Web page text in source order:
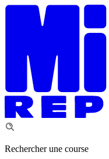
Rechercher une course